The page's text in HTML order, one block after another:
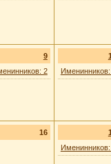
9
2
16